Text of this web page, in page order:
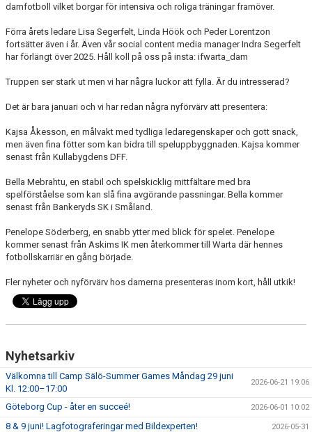
OM KLUBBEN
SPORTADMIN SUPPORT
damfotboll vilket borgar för intensiva och roliga träningar framöver.
Förra årets ledare Lisa Segerfelt, Linda Höök och Peder Lorentzon
fortsätter även i år. Även vår social content media manager Indra Segerfelt
har förlängt över 2025. Håll koll på oss på insta: ifwarta_dam
Truppen ser stark ut men vi har några luckor att fylla. Är du intresserad?
Det är bara januari och vi har redan några nyförvärv att presentera:
Kajsa Åkesson, en målvakt med tydliga ledaregenskaper och gott snack,
men även fina fötter som kan bidra till speluppbyggnaden. Kajsa kommer
senast från Kullabygdens DFF.
Bella Mebrahtu, en stabil och spelskicklig mittfältare med bra
spelförståelse som kan slå fina avgörande passningar. Bella kommer
senast från Bankeryds SK i Småland.
Penelope Söderberg, en snabb ytter med blick för spelet. Penelope
kommer senast från Askims IK men återkommer till Warta där hennes
fotbollskarriär en gång började.
Fler nyheter och nyförvärv hos damerna presenteras inom kort, håll utkik!
Nyhetsarkiv
Välkomna till Camp Sälö-Summer Games Måndag 29 juni
Kl. 12:00–17:00
2026-06-21 19:06
Göteborg Cup - åter en succeé! 2026-06-01 10:02
8 & 9 juni! Lagfotograferingar med Bildexperten! 2026-05-31